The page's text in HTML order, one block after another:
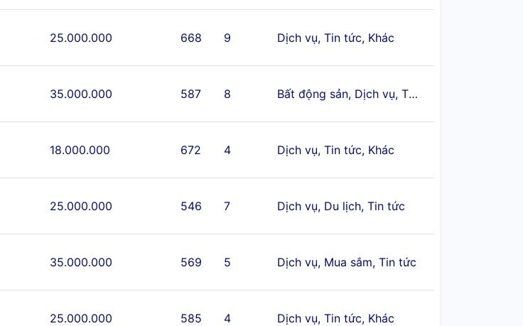
25.000.000 668 9 Dịch vụ, Tin tức, Khác
35.000.000 587 8 Bất động sản, Dịch vụ, Tin tức
18.000.000 672 4 Dịch vụ, Tin tức, Khác
25.000.000 546 7 Dịch vụ, Du lịch, Tin tức
35.000.000 569 5 Dịch vụ, Mua sắm, Tin tức
25.000.000 585 4 Dịch vụ, Tin tức, Khác